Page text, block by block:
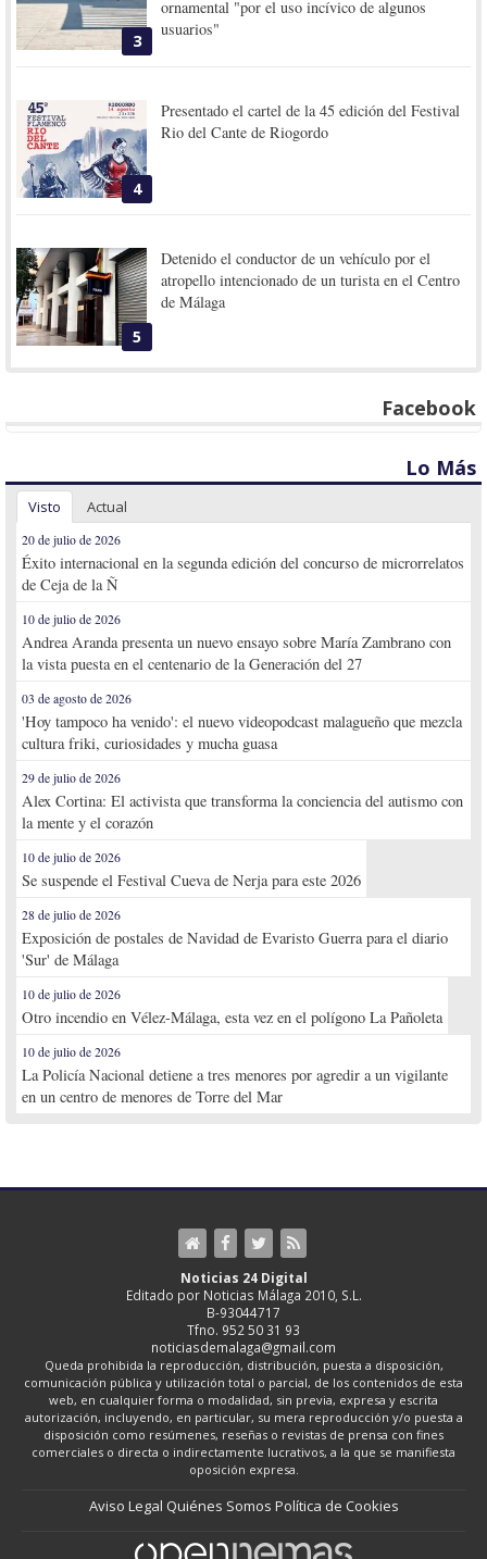
3
ornamental "por el uso incívico de algunos
usuarios"
4
Presentado el cartel de la 45 edición del Festival
Rio del Cante de Riogordo
5
Detenido el conductor de un vehículo por el
atropello intencionado de un turista en el Centro
de Málaga
Facebook
Lo Más
Visto Actual
20 de julio de 2026
Éxito internacional en la segunda edición del concurso de microrrelatos
de Ceja de la Ñ
10 de julio de 2026
Andrea Aranda presenta un nuevo ensayo sobre María Zambrano con
la vista puesta en el centenario de la Generación del 27
03 de agosto de 2026
'Hoy tampoco ha venido': el nuevo videopodcast malagueño que mezcla
cultura friki, curiosidades y mucha guasa
29 de julio de 2026
Alex Cortina: El activista que transforma la conciencia del autismo con
la mente y el corazón
10 de julio de 2026
Se suspende el Festival Cueva de Nerja para este 2026
28 de julio de 2026
Exposición de postales de Navidad de Evaristo Guerra para el diario
'Sur' de Málaga
10 de julio de 2026
Otro incendio en Vélez-Málaga, esta vez en el polígono La Pañoleta
10 de julio de 2026
La Policía Nacional detiene a tres menores por agredir a un vigilante
en un centro de menores de Torre del Mar
Noticias 24 Digital
Editado por Noticias Málaga 2010, S.L.
B-93044717
Tfno. 952 50 31 93
noticiasdemalaga@gmail.com
Queda prohibida la reproducción, distribución, puesta a disposición,
comunicación pública y utilización total o parcial, de los contenidos de esta
web, en cualquier forma o modalidad, sin previa, expresa y escrita
autorización, incluyendo, en particular, su mera reproducción y/o puesta a
disposición como resúmenes, reseñas o revistas de prensa con fines
comerciales o directa o indirectamente lucrativos, a la que se manifiesta
oposición expresa.
Aviso Legal Quiénes Somos Política de Cookies